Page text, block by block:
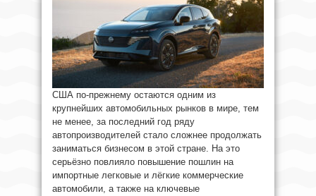
США по-прежнему остаются одним из
крупнейших автомобильных рынков в мире, тем
не менее, за последний год ряду
автопроизводителей стало сложнее продолжать
заниматься бизнесом в этой стране. На это
серьёзно повлияло повышение пошлин на
импортные легковые и лёгкие коммерческие
автомобили, а также на ключевые